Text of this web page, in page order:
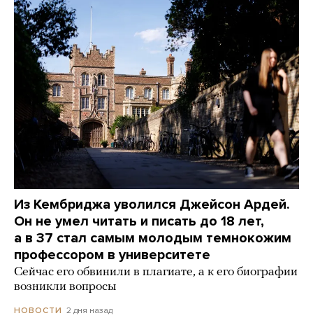
Из Кембриджа уволился Джейсон Ардей.
Он не умел читать и писать до 18 лет,
а в 37 стал самым молодым темнокожим
профессором в университете
Сейчас его обвинили в плагиате, а к его биографии
возникли вопросы
НОВОСТИ 2 дня назад